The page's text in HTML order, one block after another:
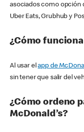
asociados como opción
Uber Eats, Grubhub y
¿Cómo
Al usar elapp de
sin tener que salir del
¿Cómo ordeno
McDonald’s?